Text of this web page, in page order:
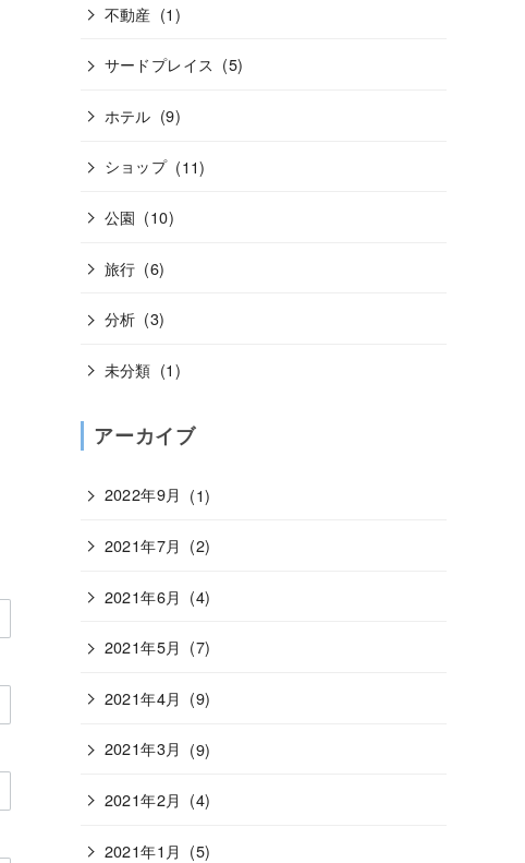
不動産 (1)
サードプレイス (5)
ホテル (9)
ショップ (11)
公園 (10)
旅行 (6)
分析 (3)
未分類 (1)
アーカイブ
2022年9月 (1)
2021年7月 (2)
2021年6月 (4)
2021年5月 (7)
2021年4月 (9)
2021年3月 (9)
2021年2月 (4)
2021年1月 (5)